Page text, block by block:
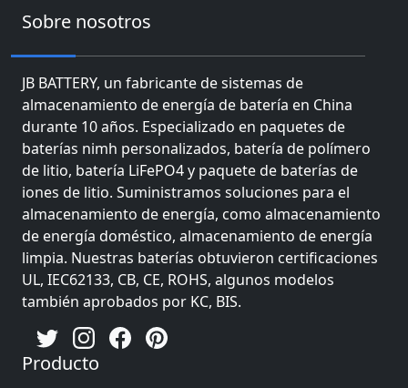
Sobre nosotros
JB BATTERY, un fabricante de sistemas de
almacenamiento de energía de batería en China
durante 10 años. Especializado en paquetes de
baterías nimh personalizados, batería de polímero
de litio, batería LiFePO4 y paquete de baterías de
iones de litio. Suministramos soluciones para el
almacenamiento de energía, como almacenamiento
de energía doméstico, almacenamiento de energía
limpia. Nuestras baterías obtuvieron certificaciones
UL, IEC62133, CB, CE, ROHS, algunos modelos
también aprobados por KC, BIS.
Producto